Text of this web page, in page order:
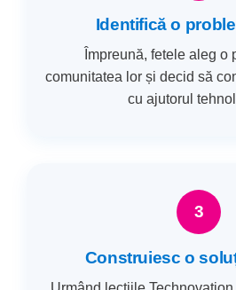
Identifică o
Împreună, fetele aleg o
comunitatea lor și decid să
cu ajutorul
3
Construiesc o